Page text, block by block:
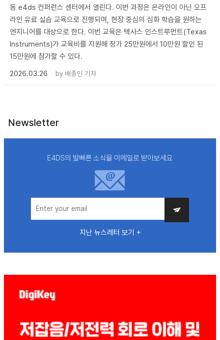
동 e4ds 컨퍼런스 센터에서 열린다. 이번 과정은 온라인이 아닌 오프
라인 유료 실습 교육으로 진행되며, 현장 중심의 심화 학습을 원하는
엔지니어를 대상으로 한다. 이번 교육은 텍사스 인스트루먼트(Texas
Instruments)가 교육비를 지원해 정가 25만원에서 10만원 할인 된
15만원에 참가할 수 있다.
2026.03.26
by 배종인 기자
Newsletter
E4DS의 발빠른 소식을 이메일로 받아보세요
지난 뉴스레터 보기 +